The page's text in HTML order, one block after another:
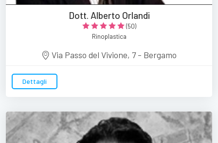
Dott. Alberto Orlandi
(50)
Rinoplastica
Via Passo del Vivione, 7 - Bergamo
Dettagli